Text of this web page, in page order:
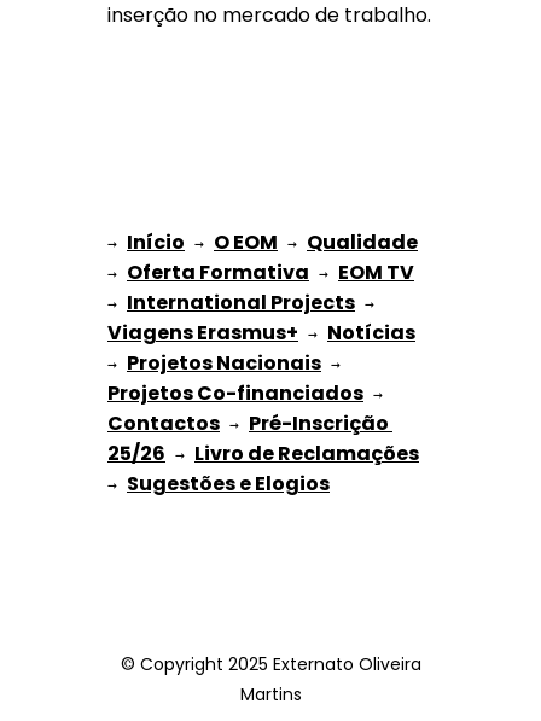
inserção no mercado de trabalho.
→ Início → O EOM → Qualidade
→ Oferta Formativa → EOM TV
→ International Projects
Viagens Erasmus+ → Notícias
→ Projetos Nacionais
Projetos Co-financiados
Contactos → Pré-Inscrição
25/26 → Livro de Reclamações
→ Sugestões e Elogios
© Copyright 2025 Externato Oliveira
Martins